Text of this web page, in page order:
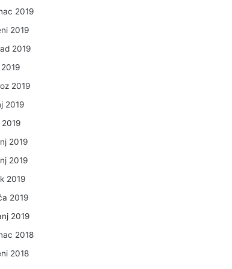
2019
2019
2019
2019
2019
2019
2019
2019
2019
2019
2019
2018
2018